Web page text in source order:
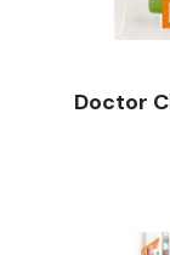
Doctor